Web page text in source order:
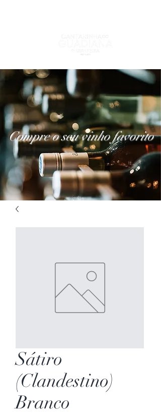
Compre o seu vinho favorito
Sátiro
(Clandestino)
Branco